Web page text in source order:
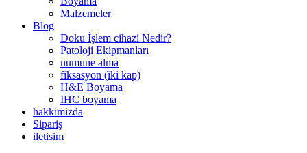
Malzemeler
Blog
Doku İşlem cihazi Nedir?
Patoloji Ekipmanları
numune alma
fiksasyon (iki kap)
H&E Boyama
IHC boyama
hakkimizda
Sipariş
iletisim